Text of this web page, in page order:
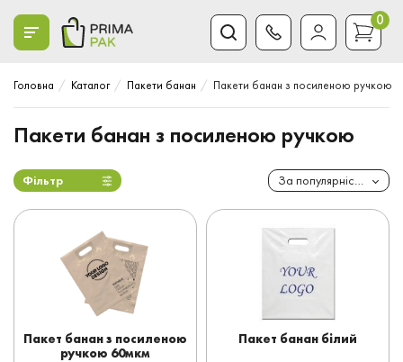
0
Головна Каталог Пакети банан Пакети банан з посиленою ручкою
Пакети банан з посиленою ручкою
Фільтр За популярністю
Пакет банан з посиленою
ручкою 60мкм
Пакет банан білий